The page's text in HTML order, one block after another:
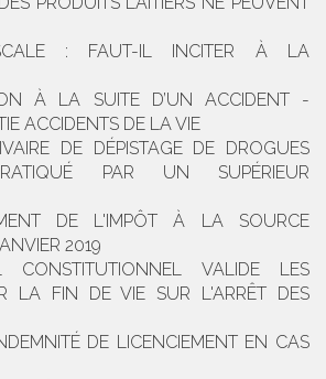
: FAUT-IL INCITER À LA
À LA SUITE D’UN ACCIDENT -
ACCIDENTS DE LA VIE
DE DÉPISTAGE DE DROGUES
PAR UN SUPÉRIEUR
DE L'IMPÔT À LA SOURCE
2019
CONSTITUTIONNEL VALIDE LES
LA FIN DE VIE SUR L'ARRÊT DES
DE LICENCIEMENT EN CAS